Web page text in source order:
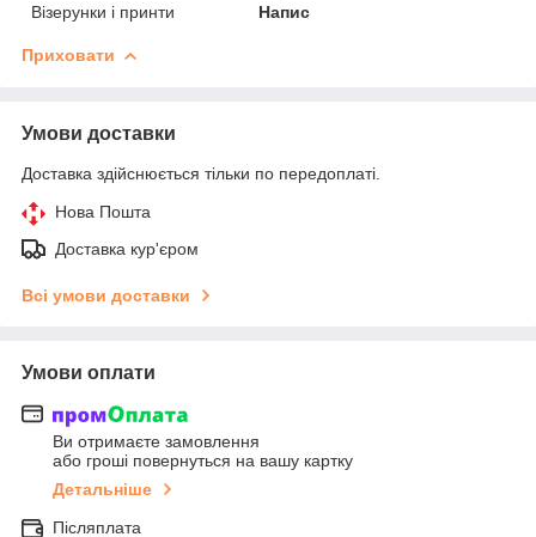
Візерунки і принти
Напис
Приховати
Умови доставки
Доставка здійснюється тільки по передоплаті.
Нова Пошта
Доставка кур'єром
Всі умови доставки
Умови оплати
Ви отримаєте замовлення
або гроші повернуться на вашу картку
Детальніше
Післяплата